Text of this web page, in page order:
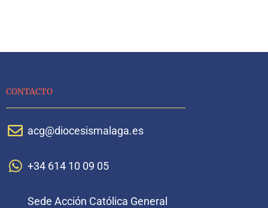
CONTACTO
acg@diocesismalaga.es
+34 614 10 09 05
Sede Acción Católica General